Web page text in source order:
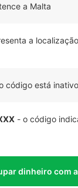
a Malta
a
código está inativo
- o código
dinheiro com